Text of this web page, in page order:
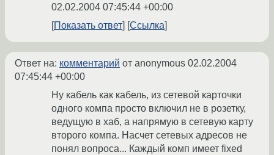
02.02.2004 07:45:44 +00:00
Показать ответ
Ссылка
Ответ на: комментарий от anonymous 02.02.2004
07:45:44 +00:00
Ну кабель как кабель, из сетевой карточки
одного компа просто включил не в розетку,
ведущую в хаб, а напрямую в сетевую карту
второго компа. Насчет сетевых адресов не
понял вопроса... Каждый комп имеет fixed